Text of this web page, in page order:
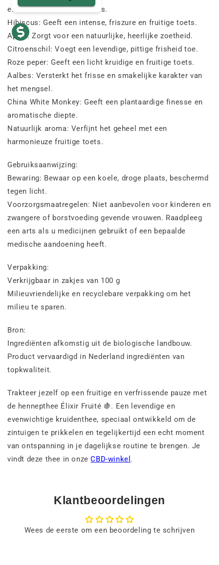
en licht verkwikkende basis.
Hibiscus: Geeft een intense, friszure en fruitige toets.
Appel: Zorgt voor een natuurlijke, heerlijke zoetheid.
Citroenschil: Voegt een levendige, pittige frisheid toe.
Roze peper: Geeft een licht kruidige en fruitige toets.
Aalbes: Versterkt het frisse en smakelijke karakter van
het mengsel.
China White Monkey: Geeft een plantaardige finesse en
aromatische diepte.
Natuurlijk aroma: Verfijnt het geheel met een
harmonieuze fruitige toets.
Gebruiksaanwijzing:
Bewaring: Bewaar op een koele, droge plaats, beschermd
tegen licht.
Voorzorgsmaatregelen: Niet aanbevolen voor kinderen en
zwangere of borstvoeding gevende vrouwen. Raadpleeg
een arts als u medicijnen gebruikt of een bepaalde
medische aandoening heeft.
Verpakking:
Verkrijgbaar in zakjes van 100 g
Milieuvriendelijke en recyclebare verpakking om het
milieu te sparen.
Bron:
Ingrediënten afkomstig uit de biologische landbouw.
Product vervaardigd in Nederland ingrediënten van
topkwaliteit.
Trakteer jezelf op een fruitige en verfrissende pauze met
de hennepthee Élixir Fruité 🍇. Een levendige en
evenwichtige kruidenthee, speciaal ontwikkeld om de
zintuigen te prikkelen en tegelijkertijd een echt moment
van ontspanning in je dagelijkse routine te brengen. Je
vindt deze thee in onzeCBD-winkel .
Klantbeoordelingen
Wees de eerste om een beoordeling te schrijven